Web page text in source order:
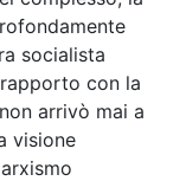
socialista
con la
arrivò mai a
visione